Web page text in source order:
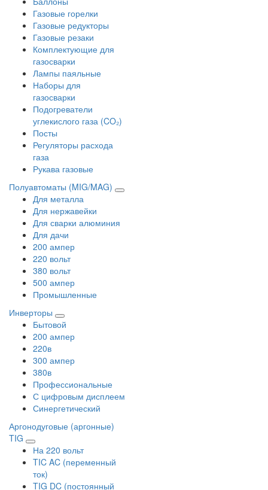
Газовые горелки
Газовые редукторы
Газовые резаки
Комплектующие для
газосварки
Лампы паяльные
Наборы для
газосварки
Подогреватели
углекислого газа (CO₂)
Посты
Регуляторы расхода
газа
Рукава газовые
Полуавтоматы (MIG/MAG)
Для металла
Для нержавейки
Для сварки алюминия
Для дачи
200 ампер
220 вольт
380 вольт
500 ампер
Промышленные
Инверторы
Бытовой
200 ампер
220в
300 ампер
380в
Профессиональные
С цифровым дисплеем
Синергетический
Аргонодуговые (аргонные)
TIG
На 220 вольт
TIC AC (переменный
ток)
TIG DC (постоянный